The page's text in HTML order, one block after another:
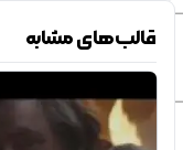
قالب‌های مشابه